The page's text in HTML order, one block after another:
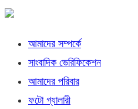
আমাদের সম্পর্কে
সাংবাদিক ভেরিফিকেশন
আমাদের পরিবার
ফটো গ্যালারী